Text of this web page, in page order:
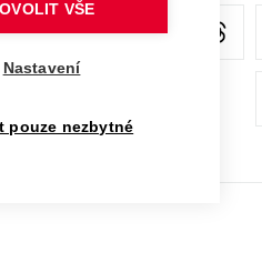
VŠE
Nastavení
pouze nezbytné